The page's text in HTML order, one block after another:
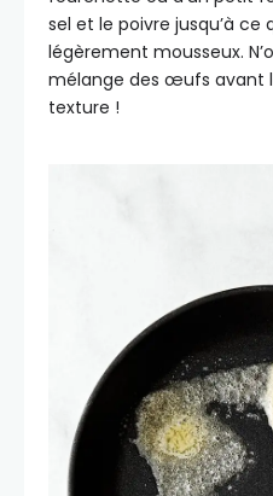
sel et le poivre jusqu’à
légèrement mousseux.
mélange des œufs avant
texture !